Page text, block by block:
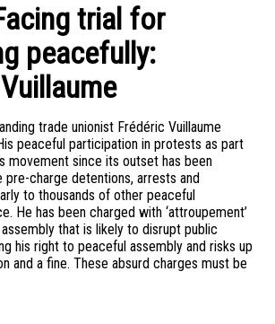
trial for
peacefully:
trade unionist Frédéric Vuillaume
peaceful participation in protests as part
movement since its outset has been
pre-charge detentions, arrests and
to thousands of other peaceful
He has been charged with ‘attroupement’
that is likely to disrupt public
his right to peaceful assembly and risks up
and a fine. These absurd charges must be